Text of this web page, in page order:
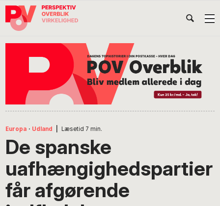
Gå
direkte
Skip
indhold
Gå
direkte
Europa · Udland Læsetid 7 min.
De spanske
uafhængighedspartier
får afgørende